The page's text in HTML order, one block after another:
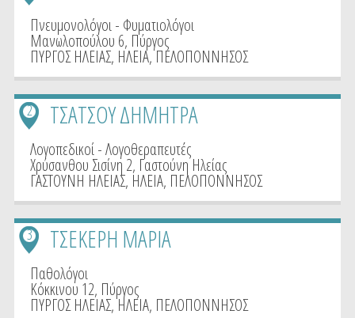
Πνευμονολόγοι - Φυματιολόγοι
Μανωλοπούλου 6, Πύργος
ΠΥΡΓΟΣ ΗΛΕΙΑΣ, ΗΛΕΙΑ,ΠΕΛΟΠΟΝΝΗΣΟΣ
ΤΣΑΤΣΟΥ ΔΗΜΗΤΡΑ
2
Λογοπεδικοί - Λογοθεραπευτές
Χρύσανθου Σισίνη 2, Γαστούνη Ηλείας
ΓΑΣΤΟΥΝΗ ΗΛΕΙΑΣ, ΗΛΕΙΑ, ΠΕΛΟΠΟΝΝΗΣΟΣ
ΤΣΕΚΕΡΗ ΜΑΡΙΑ
3
Παθολόγοι
Κόκκινου 12, Πύργος
ΠΥΡΓΟΣ ΗΛΕΙΑΣ,ΗΛΕΙΑ, ΠΕΛΟΠΟΝΝΗΣΟΣ